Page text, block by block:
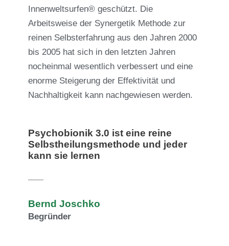
Innenweltsurfen® geschützt. Die
Arbeitsweise der Synergetik Methode zur
reinen Selbsterfahrung aus den Jahren 2000
bis 2005 hat sich in den letzten Jahren
nocheinmal wesentlich verbessert und eine
enorme Steigerung der Effektivität und
Nachhaltigkeit kann nachgewiesen werden.
Psychobionik 3.0 ist eine reine
Selbstheilungsmethode und jeder
kann sie lernen
Bernd Joschko
Begründer